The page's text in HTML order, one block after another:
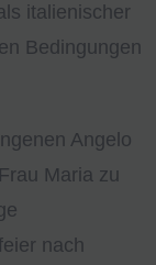
italienischer
Bedingungen
Angelo
Maria zu
nach